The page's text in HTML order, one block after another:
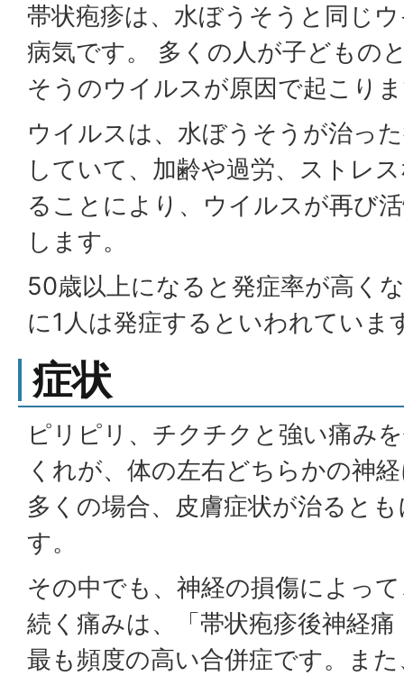
帯状疱疹は、水ぼうそうと同じ
病気です。 多くの人が子どもの
そうのウイルスが原因で起こり
ウイルスは、水ぼうそうが治っ
していて、加齢や過労、ストレ
ることにより、ウイルスが再び
します。
50歳以上になると発症率が高く
に1人は発症するといわれていま
症状
ピリピリ、チクチクと強い痛み
くれが、体の左右どちらかの神
多くの場合、皮膚症状が治ると
す。
その中でも、神経の損傷によっ
続く痛みは、「帯状疱疹後神経
最も頻度の高い合併症です。ま